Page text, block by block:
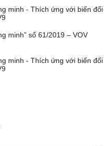
minh - Thích ứng với biến đổi
minh” số 61/2019 – VOV
minh - Thích ứng với biến đổi